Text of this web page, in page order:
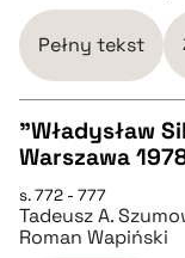
BIBTEX
pobierz cytat
Pełny tekst
pobierz cytat
"Władysław
Warszawa
s. 772 - 777
Tadeusz A.
Roman Wapiński